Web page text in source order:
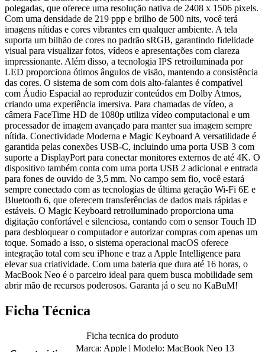
polegadas, que oferece uma resolução nativa de 2408 x 1506 pixels.
Com uma densidade de 219 ppp e brilho de 500 nits, você terá
imagens nítidas e cores vibrantes em qualquer ambiente. A tela
suporta um bilhão de cores no padrão sRGB, garantindo fidelidade
visual para visualizar fotos, vídeos e apresentações com clareza
impressionante. Além disso, a tecnologia IPS retroiluminada por
LED proporciona ótimos ângulos de visão, mantendo a consistência
das cores. O sistema de som com dois alto-falantes é compatível
com Áudio Espacial ao reproduzir conteúdos em Dolby Atmos,
criando uma experiência imersiva. Para chamadas de vídeo, a
câmera FaceTime HD de 1080p utiliza vídeo computacional e um
processador de imagem avançado para manter sua imagem sempre
nítida. Conectividade Moderna e Magic Keyboard A versatilidade é
garantida pelas conexões USB-C, incluindo uma porta USB 3 com
suporte a DisplayPort para conectar monitores externos de até 4K. O
dispositivo também conta com uma porta USB 2 adicional e entrada
para fones de ouvido de 3,5 mm. No campo sem fio, você estará
sempre conectado com as tecnologias de última geração Wi-Fi 6E e
Bluetooth 6, que oferecem transferências de dados mais rápidas e
estáveis. O Magic Keyboard retroiluminado proporciona uma
digitação confortável e silenciosa, contando com o sensor Touch ID
para desbloquear o computador e autorizar compras com apenas um
toque. Somado a isso, o sistema operacional macOS oferece
integração total com seu iPhone e traz a Apple Intelligence para
elevar sua criatividade. Com uma bateria que dura até 16 horas, o
MacBook Neo é o parceiro ideal para quem busca mobilidade sem
abrir mão de recursos poderosos. Garanta já o seu no KaBuM!
Ficha Técnica
Ficha tecnica do produto
Marca: Apple | Modelo: MacBook Neo 13